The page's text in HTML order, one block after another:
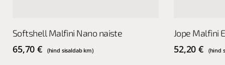
Vali
product
has
Softshell Malfini Nano naiste
65,70€ (hind sisaldab km)
product
has
Jope Malfini
52,20€ (hind